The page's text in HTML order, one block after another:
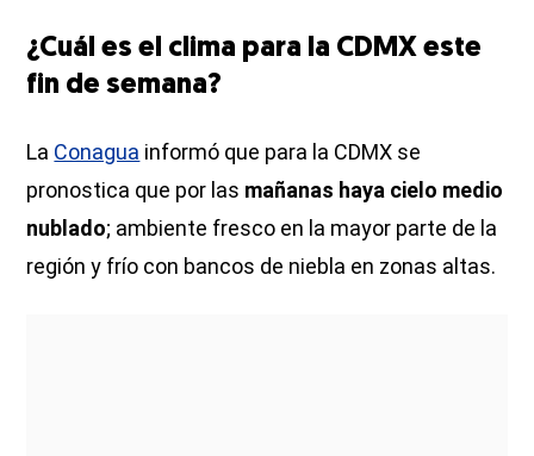
¿Cuál es el clima para la CDMX este
fin de semana?
La Conagua informó que para la CDMX se
pronostica que por las mañanas haya cielo medio
nublado; ambiente fresco en la mayor parte de la
región y frío con bancos de niebla en zonas altas.